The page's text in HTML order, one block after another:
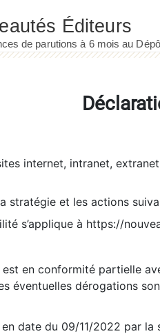
internet, intranet,
stratégie et les actions
s’applique à https://
est en conformité partielle
éventuelles dérogations
en date du 09/11/2022 par